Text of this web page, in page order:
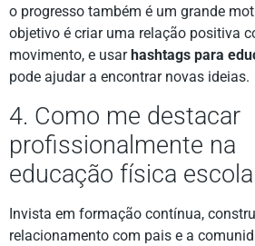
o progresso também é um grande
objetivo é criar uma relação positiva
movimento, e usar hashtags para
pode ajudar a encontrar novas ideias.
4. Como me destacar
profissionalmente na
educação física
Invista em formação contínua,
relacionamento com pais e a